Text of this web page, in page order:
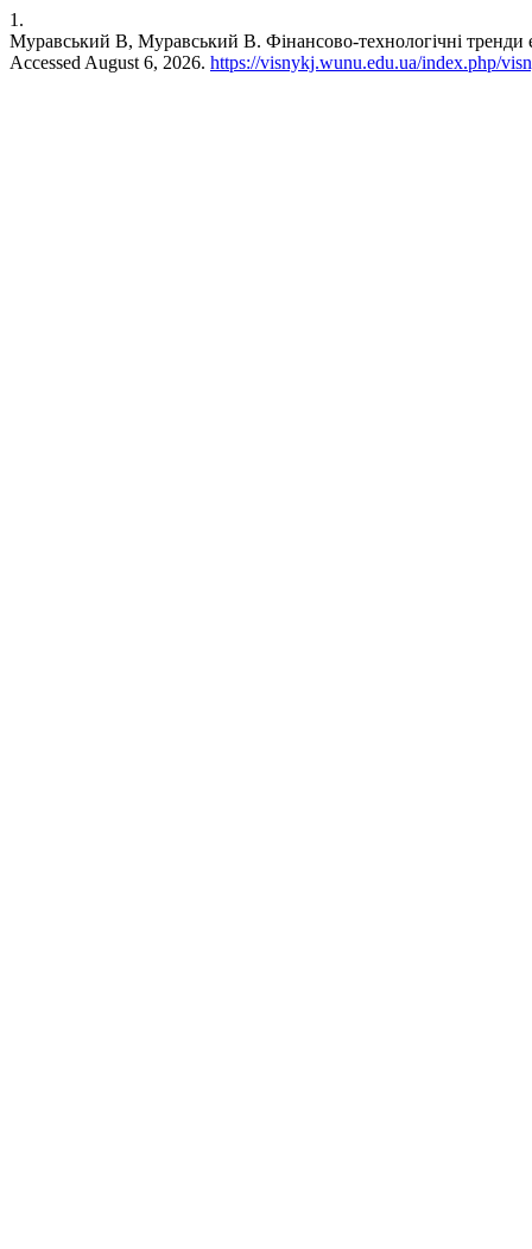
1.
Муравський В, Муравський В. Фінансово-технологічні тренди
Accessed August 6, 2026. https://visnykj.wunu.edu.ua/index.php/